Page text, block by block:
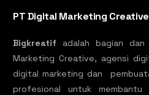
PT Digital Marketing Creative
Bigkreatif adalah bagian
Marketing Creative, agensi
digital marketing dan
profesional untuk